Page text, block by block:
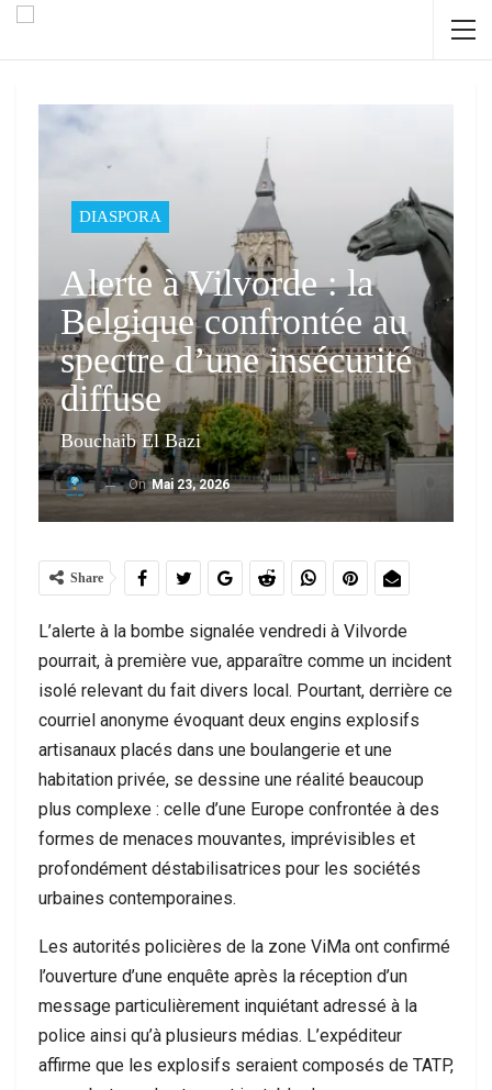
DIASPORA
Alerte à Vilvorde : la
Belgique confrontée au
spectre d’une insécurité
diffuse
Bouchaib El Bazi
OnMai 23, 2026
Share
L’alerte à la bombe signalée vendredi à Vilvorde
pourrait, à première vue, apparaître comme un incident
isolé relevant du fait divers local. Pourtant, derrière ce
courriel anonyme évoquant deux engins explosifs
artisanaux placés dans une boulangerie et une
habitation privée, se dessine une réalité beaucoup
plus complexe : celle d’une Europe confrontée à des
formes de menaces mouvantes, imprévisibles et
profondément déstabilisatrices pour les sociétés
urbaines contemporaines.
Les autorités policières de la zone ViMa ont confirmé
l’ouverture d’une enquête après la réception d’un
message particulièrement inquiétant adressé à la
police ainsi qu’à plusieurs médias. L’expéditeur
affirme que les explosifs seraient composés de TATP,